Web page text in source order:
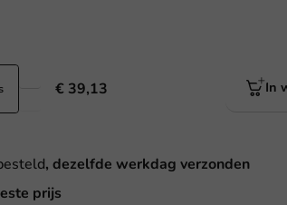
€ 39,13 In
, dezelfde werkdag verzonden
prijs